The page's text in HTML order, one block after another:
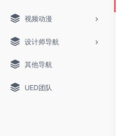
视频动漫
设计师导航
其他导航
UED团队